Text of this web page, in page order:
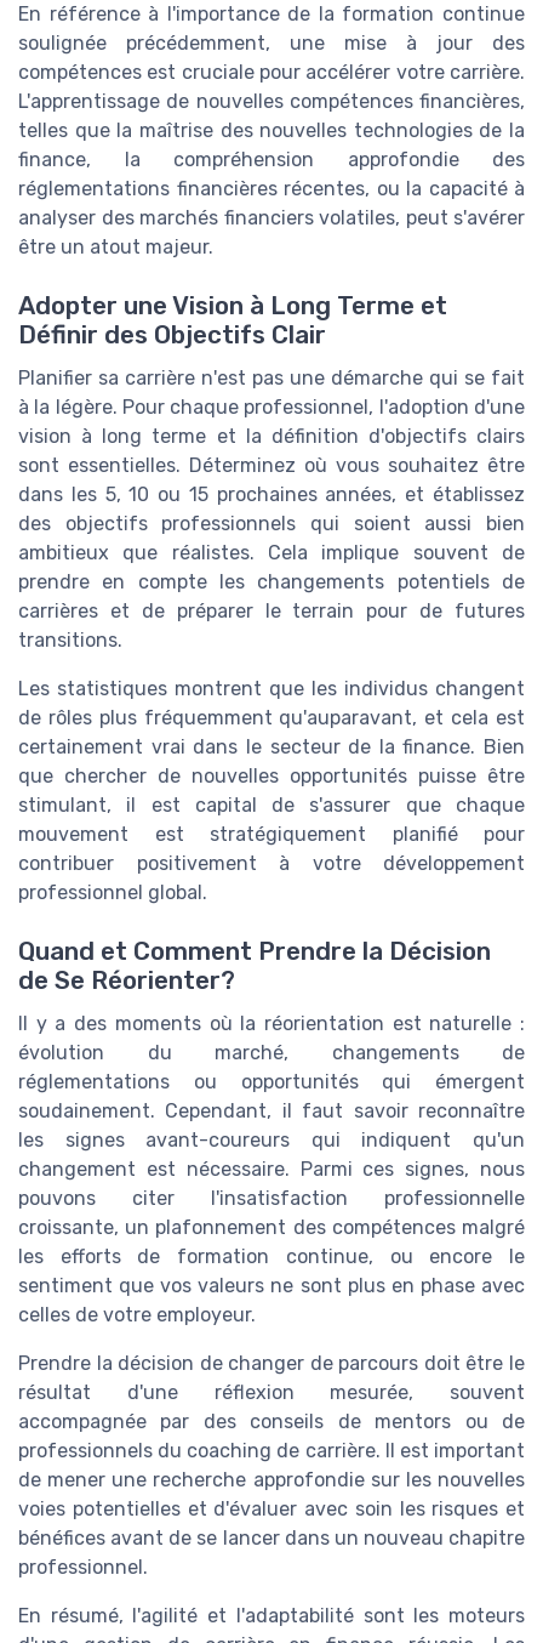
En référence à l'importance de la formation continue
soulignée précédemment, une mise à jour des
compétences est cruciale pour accélérer votre carrière.
L'apprentissage de nouvelles compétences financières,
telles que la maîtrise des nouvelles technologies de la
finance, la compréhension approfondie des
réglementations financières récentes, ou la capacité à
analyser des marchés financiers volatiles, peut s'avérer
être un atout majeur.
Adopter une Vision à Long Terme et
Définir des Objectifs Clair
Planifier sa carrière n'est pas une démarche qui se fait
à la légère. Pour chaque professionnel, l'adoption d'une
vision à long terme et la définition d'objectifs clairs
sont essentielles. Déterminez où vous souhaitez être
dans les 5, 10 ou 15 prochaines années, et établissez
des objectifs professionnels qui soient aussi bien
ambitieux que réalistes. Cela implique souvent de
prendre en compte les changements potentiels de
carrières et de préparer le terrain pour de futures
transitions.
Les statistiques montrent que les individus changent
de rôles plus fréquemment qu'auparavant, et cela est
certainement vrai dans le secteur de la finance. Bien
que chercher de nouvelles opportunités puisse être
stimulant, il est capital de s'assurer que chaque
mouvement est stratégiquement planifié pour
contribuer positivement à votre développement
professionnel global.
Quand et Comment Prendre la Décision
de Se Réorienter?
Il y a des moments où la réorientation est naturelle :
évolution du marché, changements de
réglementations ou opportunités qui émergent
soudainement. Cependant, il faut savoir reconnaître
les signes avant-coureurs qui indiquent qu'un
changement est nécessaire. Parmi ces signes, nous
pouvons citer l'insatisfaction professionnelle
croissante, un plafonnement des compétences malgré
les efforts de formation continue, ou encore le
sentiment que vos valeurs ne sont plus en phase avec
celles de votre employeur.
Prendre la décision de changer de parcours doit être le
résultat d'une réflexion mesurée, souvent
accompagnée par des conseils de mentors ou de
professionnels du coaching de carrière. Il est important
de mener une recherche approfondie sur les nouvelles
voies potentielles et d'évaluer avec soin les risques et
bénéfices avant de se lancer dans un nouveau chapitre
professionnel.
En résumé, l'agilité et l'adaptabilité sont les moteurs